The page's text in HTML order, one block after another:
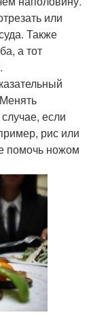
или
Также
а тот
если
рис или
помочь ножом